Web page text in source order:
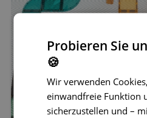
Probieren Sie
🍪
Wir verwenden
einwandfreie Funktion
sicherzustellen und –